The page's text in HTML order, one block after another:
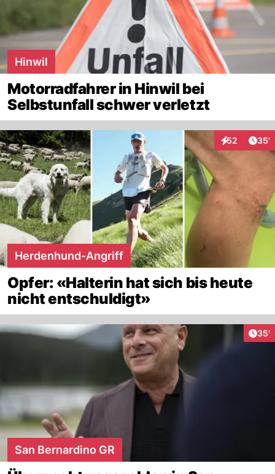
Hinwil
Motorradfahrer in Hinwil bei
Selbstunfall schwer verletzt
52
Interaktionen
35'
Herdenhund-Angriff
Opfer: «Halterin hat sich bis heute
nicht entschuldigt»
35'
San Bernardino GR